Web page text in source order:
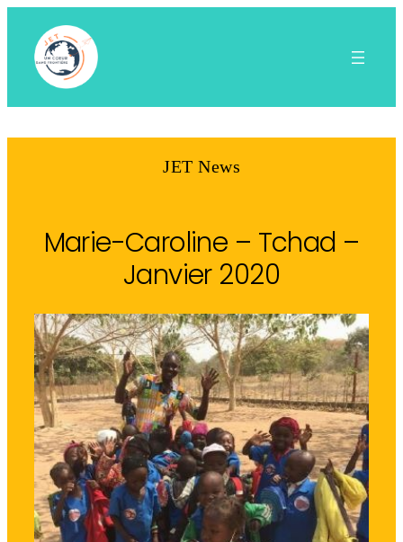
contenu
JET News
Marie-Caroline – Tchad –
Janvier 2020